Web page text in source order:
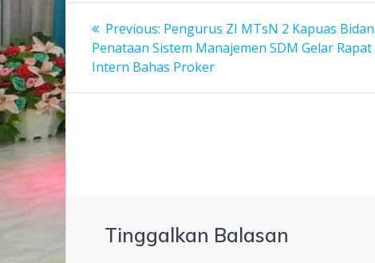
Navigasi
pos
Previous: Previous
post:
Pengurus ZI MTsN 2 Kapuas
Penataan Sistem Manajemen SDM Gelar Rapat
Intern Bahas Proker
Tinggalkan Balasan